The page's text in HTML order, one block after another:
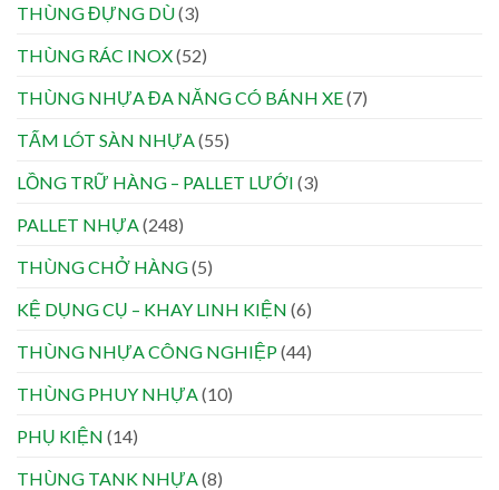
THÙNG ĐỰNG DÙ(3)
THÙNG RÁC INOX(52)
THÙNG NHỰA ĐA NĂNG CÓ BÁNH XE(7)
TẤM LÓT SÀN NHỰA (55)
LỒNG TRỮ HÀNG – PALLET LƯỚI (3)
PALLET NHỰA (248)
THÙNG CHỞ HÀNG(5)
KỆ DỤNG CỤ – KHAY LINH KIỆN (6)
THÙNG NHỰA CÔNG NGHIỆP(44)
THÙNG PHUY NHỰA (10)
PHỤ KIỆN (14)
THÙNG TANK NHỰA (8)